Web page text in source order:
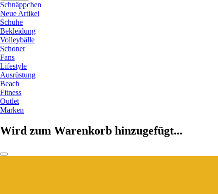
Schnäppchen
Neue Artikel
Schuhe
Bekleidung
Volleybälle
Schoner
Fans
Lifestyle
Ausrüstung
Beach
Fitness
Outlet
Marken
Wird zum Warenkorb hinzugefügt...